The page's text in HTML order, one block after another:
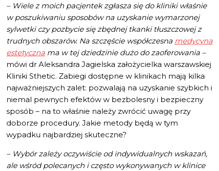
– Wiele z moich pacjentek zgłasza się do kliniki właśnie
w poszukiwaniu sposobów na uzyskanie wymarzonej
sylwetki czy pozbycie się zbędnej tkanki tłuszczowej z
trudnych obszarów. Na szczęście współczesna medycyna
estetyczna ma w tej dziedzinie dużo do zaoferowania –
mówi dr Aleksandra Jagielska założycielka warszawskiej
Kliniki Sthetic. Zabiegi dostępne w klinikach mają kilka
najważniejszych zalet: pozwalają na uzyskanie szybkich i
niemal pewnych efektów w bezbolesny i bezpieczny
sposób – na to właśnie należy zwrócić uwagę przy
doborze procedury. Jakie metody będą w tym
wypadku najbardziej skuteczne?
– Wybór zależy oczywiście od indywidualnych wskazań,
ale wśród polecanych i często wykonywanych w klinice